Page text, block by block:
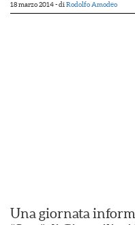
18 marzo 2014- di Rodolfo Amodeo
Una giornata